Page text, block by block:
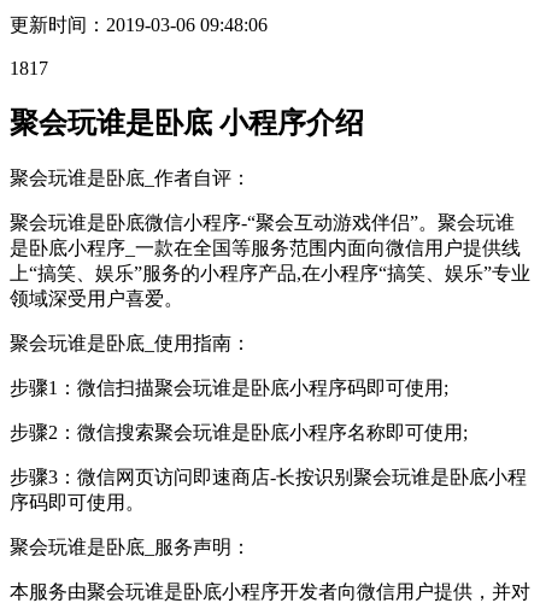
更新时间： 2019-03-06 09:48:06
1817
聚会玩谁是卧底 小程序介绍
聚会玩谁是卧底_作者自评：
聚会玩谁是卧底微信小程序-“聚会互动游戏伴侣”。聚会玩谁
是卧底小程序_一款在全国等服务范围内面向微信用户提供线
上“搞笑、娱乐”服务的小程序产品,在小程序“搞笑、娱乐”专业
领域深受用户喜爱。
聚会玩谁是卧底_使用指南：
步骤1：微信扫描聚会玩谁是卧底小程序码即可使用;
步骤2：微信搜索聚会玩谁是卧底小程序名称即可使用;
步骤3：微信网页访问即速商店-长按识别聚会玩谁是卧底小程
序码即可使用。
聚会玩谁是卧底_服务声明：
本服务由聚会玩谁是卧底小程序开发者向微信用户提供，并对